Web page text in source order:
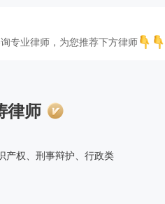
专业律师，为您推荐下方律师
律师
产权、刑事辩护、行政类